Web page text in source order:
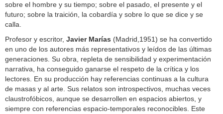
sobre el hombre y su tiempo; sobre el pasado, el presente y el
futuro; sobre la traición, la cobardía y sobre lo que se dice y se
calla.
Profesor y escritor, Javier Marías (Madrid,1951) se ha convertido
en uno de los autores más representativos y leídos de las últimas
generaciones. Su obra, repleta de sensibilidad y experimentación
narrativa, ha conseguido ganarse el respeto de la crítica y los
lectores. En su producción hay referencias continuas a la cultura
de masas y al arte. Sus relatos son introspectivos, muchas veces
claustrofóbicos, aunque se desarrollen en espacios abiertos, y
siempre con referencias espacio-temporales reconocibles. Este